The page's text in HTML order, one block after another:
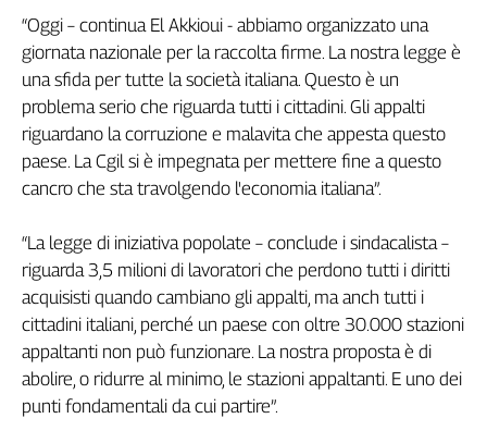
Fillea
Filt
Fiom
Fisac
Flai
Flc
Fp
Slc
Spi
Inca
Caaf
Speciali
G8
“Oggi – continua El Akkioui - abbiamo organizzato una
giornata nazionale per la raccolta firme. La nostra legge è
una sfida per tutte la società italiana. Questo è un
problema serio che riguarda tutti i cittadini. Gli appalti
riguardano la corruzione e malavita che appesta questo
paese. La Cgil si è impegnata per mettere fine a questo
cancro che sta travolgendo l'economia italiana”.
“La legge di iniziativa popolate – conclude i sindacalista –
riguarda 3,5 milioni di lavoratori che perdono tutti i diritti
acquisisti quando cambiano gli appalti, ma anch tutti i
cittadini italiani, perché un paese con oltre 30.000 stazioni
appaltanti non può funzionare. La nostra proposta è di
abolire, o ridurre al minimo, le stazioni appaltanti. E uno dei
punti fondamentali da cui partire”.